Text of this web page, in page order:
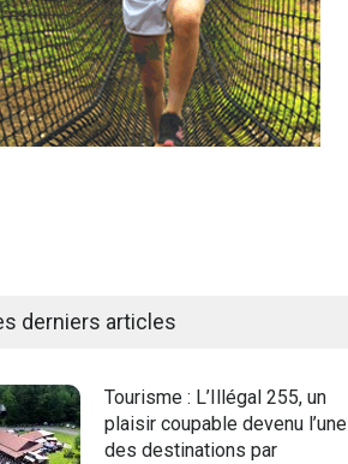
derniers articles
Tourisme : L’Illégal 255, un
plaisir coupable devenu l’une
des destinations par